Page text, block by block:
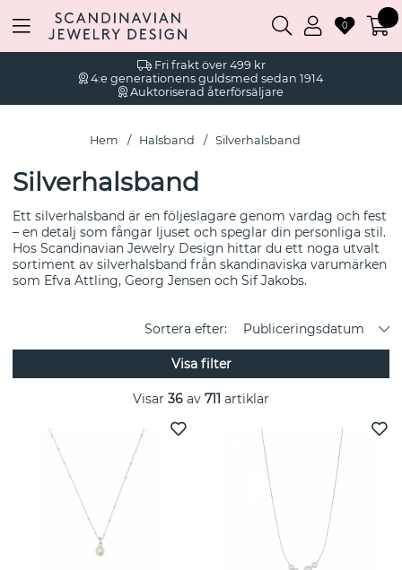
Fri frakt över 499 kr
4:e generationens guldsmed sedan 1914
Auktoriserad återförsäljare
0
Hem Halsband Silverhalsband
Silverhalsband
Ett silverhalsband är en följeslagare genom vardag och fest
– en detalj som fångar ljuset och speglar din personliga stil.
Hos Scandinavian Jewelry Design hittar du ett noga utvalt
sortiment av silverhalsband från skandinaviska varumärken
som Efva Attling, Georg Jensen och Sif Jakobs.
Sortera efter: Publiceringsdatum
Visa filter
Visar 36 av 711 artiklar